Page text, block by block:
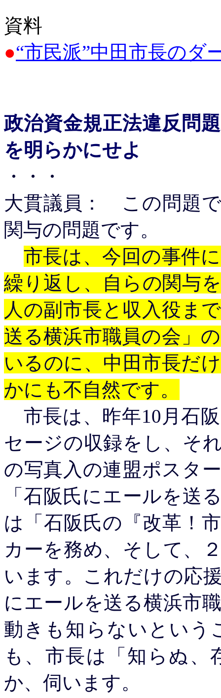
資料
●“市民派”中田市長のダ
政治資金規正法違反問
を明らかにせよ
・・・
大貫議員： この問題
関与の問題です。
市長は、今回の事件
繰り返し、自らの関与
人の副市長と収入役ま
送る横浜市職員の会」
いるのに、中田市長だ
かにも不自然です。
市長は、昨年10月石
セージの収録をし、そ
の写真入の連盟ポスタ
「石阪氏にエールを送
は「石阪氏の『改革！
カーを務め、そして、
います。これだけの応
にエールを送る横浜市
動きも知らないという
も、市長は「知らぬ
か、伺います。